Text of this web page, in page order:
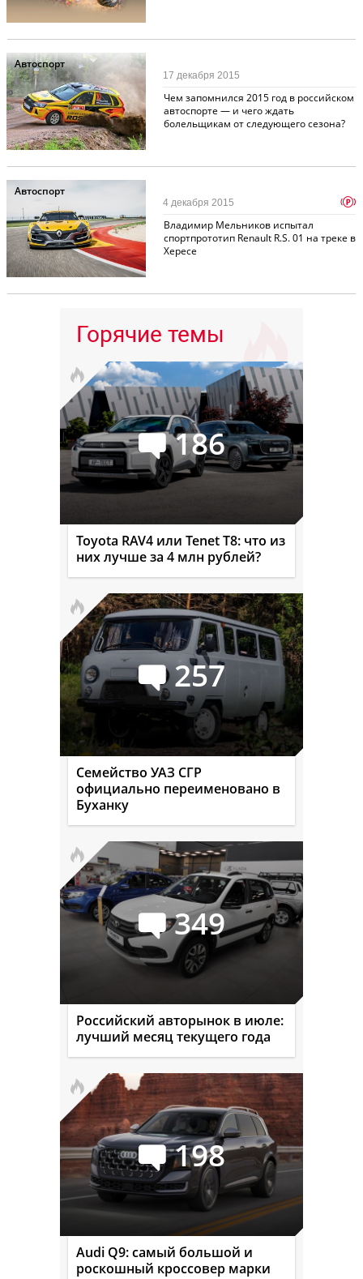
Автоспорт
Чем запомнился 2015 год в российском
автоспорте — и чего ждать
болельщикам от следующего сезона?
17 декабря 2015
Автоспорт
Владимир Мельников испытал
спортпрототип Renault R.S. 01 на треке в
Хересе
4 декабря 2015 p
Горячие темы
186
Toyota RAV4 или Tenet T8: что из
них лучше за 4 млн рублей?
257
Семейство УАЗ СГР
официально переименовано в
Буханку
349
Российский авторынок в июле:
лучший месяц текущего года
198
Audi Q9: самый большой и
роскошный кроссовер марки